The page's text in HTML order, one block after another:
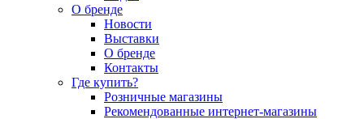
О бренде
Новости
Выставки
О бренде
Контакты
Где купить?
Розничные магазины
Рекомендованные интернет-магазины